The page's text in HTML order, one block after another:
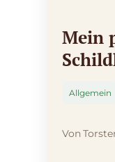
Allgemein
Mein
Von